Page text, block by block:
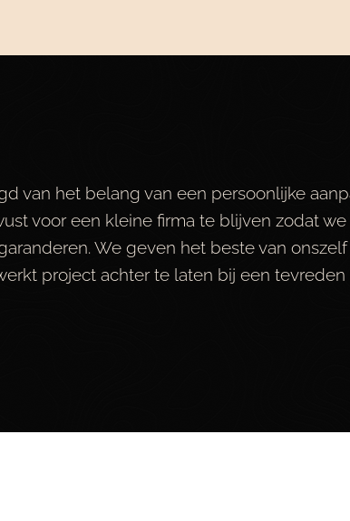
van het belang van een persoonlijke
voor een kleine firma te blijven zodat
We geven het beste van
project achter te laten bij een tevreden